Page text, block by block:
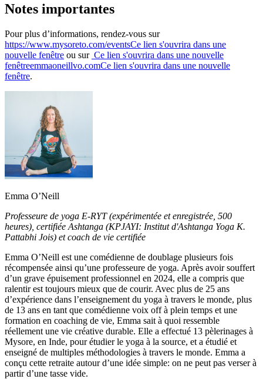
Notes importantes
Pour plus d’informations, rendez-vous sur
https://www.mysoreto.com/eventsCe lien s'ouvrira dans une
nouvelle fenêtre ou sur Ce lien s'ouvrira dans une nouvelle
fenêtreemmaoneillvo.comCe lien s'ouvrira dans une nouvelle
fenêtre.
Emma O’Neill
Professeure de yoga E-RYT (expérimentée et enregistrée, 500
heures), certifiée Ashtanga (KPJAYI: Institut d'Ashtanga Yoga K.
Pattabhi Jois) et coach de vie certifiée
Emma O’Neill est une comédienne de doublage plusieurs fois
récompensée ainsi qu’une professeure de yoga. Après avoir souffert
d’un grave épuisement professionnel en 2024, elle a compris que
ralentir est toujours mieux que de courir. Avec plus de 25 ans
d’expérience dans l’enseignement du yoga à travers le monde, plus
de 13 ans en tant que comédienne voix off à plein temps et une
formation en coaching de vie, Emma sait à quoi ressemble
réellement une vie créative durable. Elle a effectué 13 pèlerinages à
Mysore, en Inde, pour étudier le yoga à la source, et a étudié et
enseigné de multiples méthodologies à travers le monde. Emma a
conçu cette retraite autour d’une idée simple: on ne peut pas verser à
partir d’une tasse vide.